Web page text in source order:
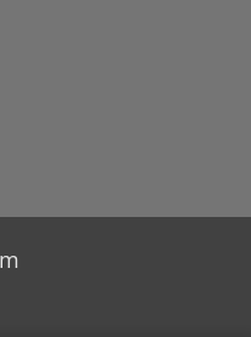
auf YouTube